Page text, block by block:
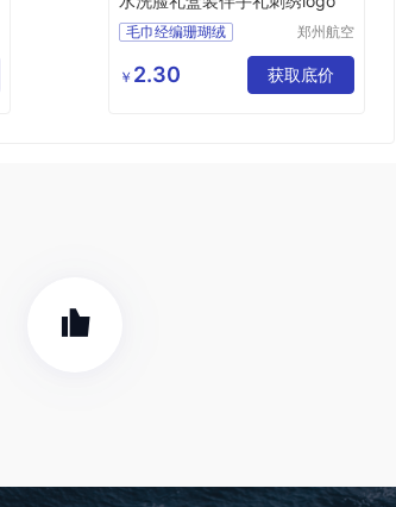
毛巾经编珊瑚绒
吸水洗脸礼盒
伴手礼毛巾刺绣logo
郑州航空
鑫日用百
货店
￥ 2.30 获取底价